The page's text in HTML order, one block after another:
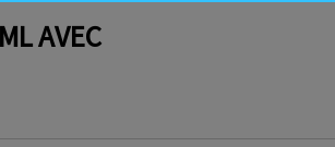
AVEC